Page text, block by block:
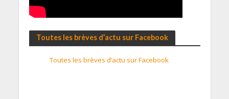
Toutes les brèves d’actu sur Facebook
Toutes les brèves d’actu sur Facebook